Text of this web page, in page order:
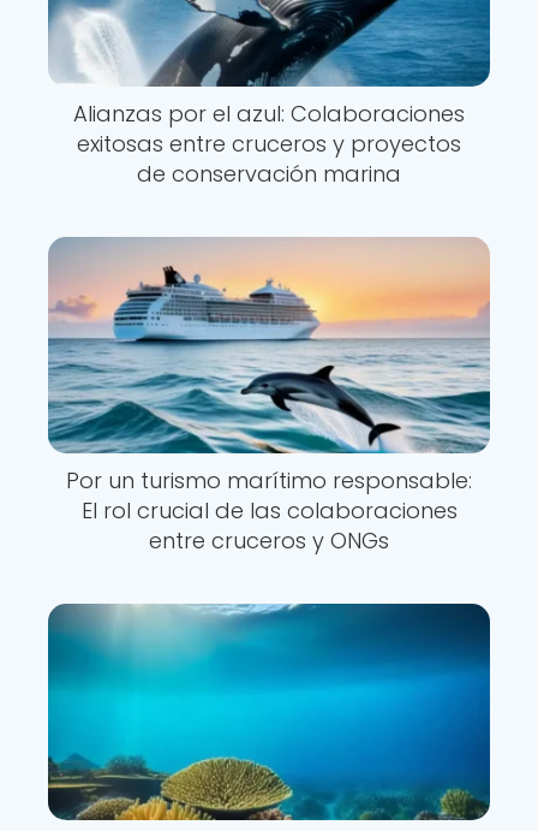
Alianzas por el azul: Colaboraciones
exitosas entre cruceros y proyectos
de conservación marina
Por un turismo marítimo responsable:
El rol crucial de las colaboraciones
entre cruceros y ONGs